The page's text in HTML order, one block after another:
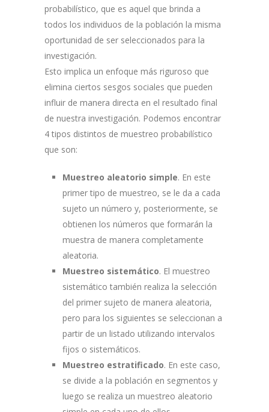
probabilístico, que es aquel que brinda a
todos los individuos de la población la misma
oportunidad de ser seleccionados para la
investigación.
Esto implica un enfoque más riguroso que
elimina ciertos sesgos sociales que pueden
influir de manera directa en el resultado final
de nuestra investigación. Podemos encontrar
4 tipos distintos de muestreo probabilístico
que son:
Muestreo aleatorio simple. En este
primer tipo de muestreo, se le da a cada
sujeto un número y, posteriormente, se
obtienen los números que formarán la
muestra de manera completamente
aleatoria.
Muestreo sistemático. El muestreo
sistemático también realiza la selección
del primer sujeto de manera aleatoria,
pero para los siguientes se seleccionan a
partir de un listado utilizando intervalos
fijos o sistemáticos.
Muestreo estratificado. En este caso,
se divide a la población en segmentos y
luego se realiza un muestreo aleatorio